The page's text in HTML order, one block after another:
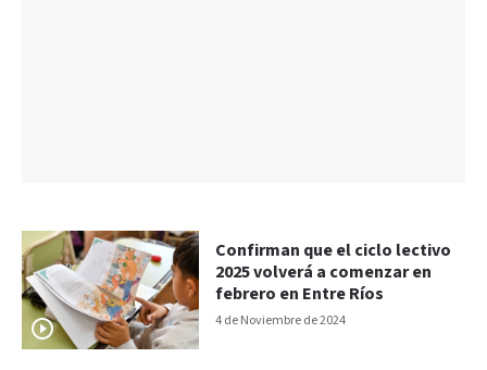
4 de Noviembre de 2024
Confirman que el ciclo lectivo
2025 volverá a comenzar en
febrero en Entre Ríos